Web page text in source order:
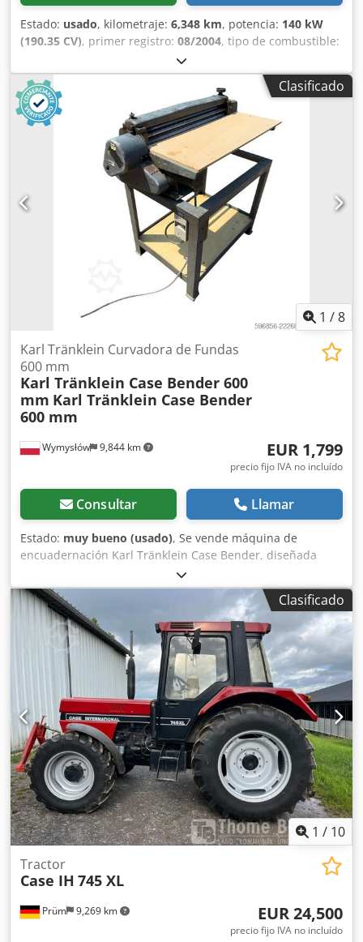
Estado: usado, kilometraje: 6,348 km, potencia: 140 kW
(190.35 CV), primer registro: 08/2004, tipo de combustible:
2004
MXM190 / Samson Cisterna de Vacío 8000 L Año: 2004
Condición: Buena Número de serie: ACM231045 Ref. nº.:
8084 Fecha de matriculación: CV: 190 Horas: 6348 Caja de
cambios: Powershift total 19+6 Depósito de gasoil: 1
Capacidad del depósito: 400 L Radio: ? Asiento neumático:
? Frenos: Frenos de disco en baño de aceite Tamaño de
neumáticos: 600/65R25 + 650/75R38 - 520/70R34
Porcentaje de banda de rodadura restante: 60% 90% - 40%
Cedpfoynq Dbjx Ak Djrf Caja de herramientas: ? Sistema
hidráulico: ? Fabricante de cisterna: Samson Capacidad de
la cisterna: 8000 L Bomba de alta presión: 2 x HPP Caudal
de alta presión: 122 l/min - 130 bar Bomba de vacío:
Samson Mando a distancia: ?
Clasificado
1 /8
Wymysłów 9,844 km
Karl Tränklein Curvadora de Fundas
600 mm
Karl Tränklein Case Bender 600
mm Karl Tränklein Case Bender
600 mm
EUR 1,799
precio fijo IVA no incluído
Consultar Llamar
Estado: muy bueno (usado), Se vende máquina de
encuadernación Karl Tränklein Case Bender, diseñada
para dar forma y curvar los lomos de las cubiertas de
libros de tapa dura. El dispositivo proporciona a las
cubiertas el radio adecuado, lo que permite que se ajusten
perfectamente al bloque del libro. La máquina está
equipada con rodillos ajustables que permiten adaptarse
a diferentes grosores de cubiertas. Su robusta estructura
de hierro fundido garantiza una alta precisión y una larga
vida útil. Datos técnicos: Fabricante: Karl Tränklein Tipo:
Case Bender / máquina para dar forma a lomos Ancho de
trabajo: aprox. 600 mm Ajuste de la presión de los rodillos
Codpfx Akjziwnbo Dorf Estructura estable de hierro
fundido Accionamiento eléctrico Mesa de trabajo Estado:
usada Aplicaciones: producción de libros de tapa dura,
encuadernaciones, imprentas, empresas de artes gráficas,
producción de álbumes, catálogos y encuadernaciones.
Clasificado
1 / 10
Prüm 9,269 km
Tractor
Case IH 745 XL
EUR 24,500
precio fijo IVA no incluído